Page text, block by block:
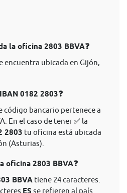
la oficina 2803 BBVA❓
encuentra ubicada en Gijón,
0182 2803❓
código bancario pertenece a
En el caso de tener ✅ la
2803 tu oficina está ubicada
(Asturias).
oficina 2803 BBVA❓
BBVA tiene 24 caracteres.
ES se refieren al país